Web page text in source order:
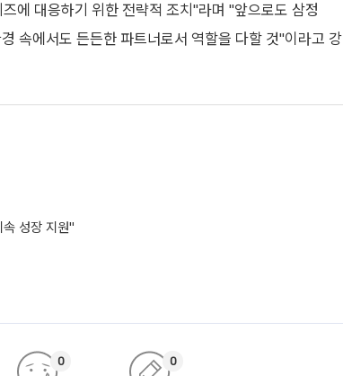
에 대응하기 위한 전략적 조치"라며 "앞으로도 삼정
속에서도 든든한 파트너로서 역할을 다할 것"이라고 강
성장 지원"
0 0